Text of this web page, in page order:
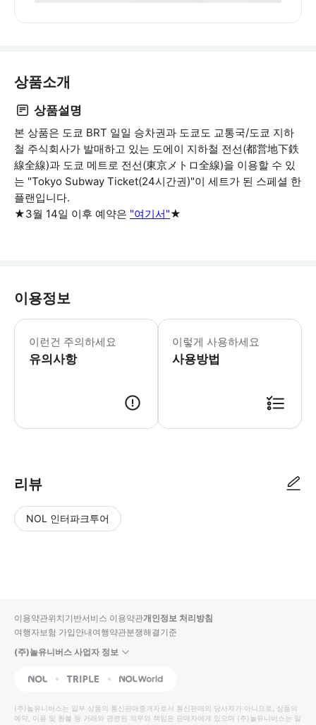
상품소개
상품설명
본 상품은 도쿄 BRT 일일 승차권과 도쿄도 교통국/도쿄 지하
철 주식회사가 발매하고 있는 도에이 지하철 전선(都営地下鉄
線全線)과 도쿄 메트로 전선(東京メトロ全線)을 이용할 수 있
는 "Tokyo Subway Ticket(24시간권)"이 세트가 된 스페셜 한
플랜입니다.
★3월 14일 이후 예약은 "여기서"★
이용정보
이런건 주의하세요
유의사항
장애인 할인은 없는 점 양해바랍니다.
이렇게 사용하세요
사용방법
리뷰
NOL 인터파크투어
입니
다.
높
은
동
영
순
상
이용약관위치기반서비스 이용약관개인정보 처리방침
여행자보험 가입안내여행약관분쟁해결기준
(주)놀유니버스 사업자 정보
NOL Triple Interpark Global
(주)놀유니버스는 일부 상품의 통신판매중개자로서 통신판매의 당사자가 아니므로, 상품의
예약, 이용 및 환불 등 거래와 관련된 의무와 책임은 판매자에게 있으며 (주)놀유니버스는 일